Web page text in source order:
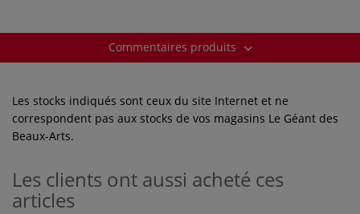
Commentaires produits
Les stocks indiqués sont ceux du site Internet et ne
correspondent pas aux stocks de vos magasins Le Géant des
Beaux-Arts.
Les clients ont aussi acheté ces
articles